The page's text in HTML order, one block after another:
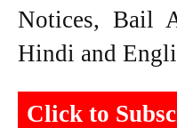
Notices, Bail
Hindi and
Click to